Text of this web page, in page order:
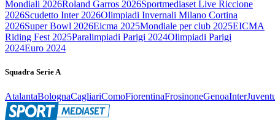
Mondiali 2026Roland Garros 2026Sportmediaset Live Riccione
2026Scudetto Inter 2026Olimpiadi Invernali Milano Cortina
2026Super Bowl 2026Eicma 2025Mondiale per club 2025EICMA
Riding Fest 2025Paralimpiadi Parigi 2024Olimpiadi Parigi
2024Euro 2024
Squadra Serie A
AtalantaBolognaCagliariComoFiorentinaFrosinoneGenoaInter